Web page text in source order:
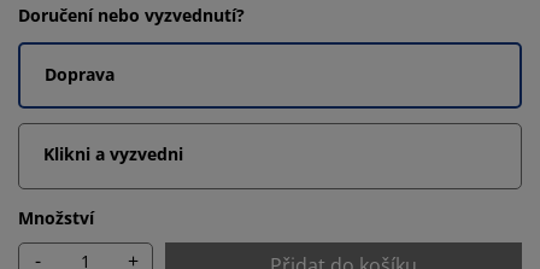
Doručení nebo vyzvednutí?
Doprava
Klikni a vyzvedni
Množství
- +